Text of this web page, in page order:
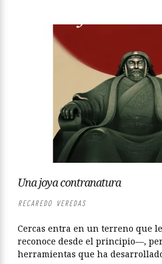
Una joya contranatura
RECAREDO VEREDAS
Cercas entra en un terreno que
reconoce desde el principio—,
herramientas que ha